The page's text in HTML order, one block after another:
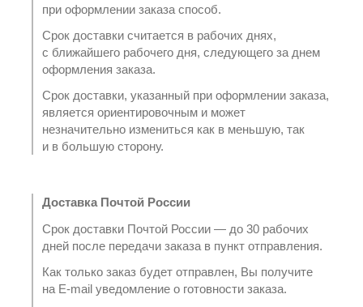
при оформлении заказа способ.
Срок доставки считается в рабочих днях,
с ближайшего рабочего дня, следующего за днем
оформления заказа.
Срок доставки, указанный при оформлении заказа,
является ориентировочным и может
незначительно измениться как в меньшую, так
и в большую сторону.
Доставка Почтой России
Срок доставки Почтой России — до 30 рабочих
дней после передачи заказа в пункт отправления.
Как только заказ будет отправлен, Вы получите
на E-mail уведомление о готовности заказа.